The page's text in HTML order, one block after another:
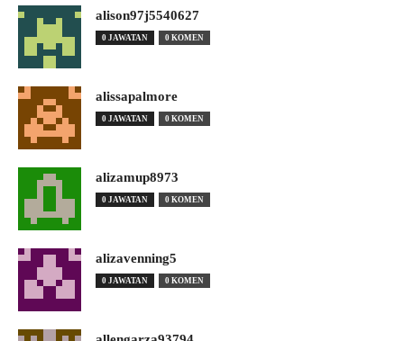
alison97j5540627
0 JAWATAN 0 KOMEN
alissapalmore
0 JAWATAN 0 KOMEN
alizamup8973
0 JAWATAN 0 KOMEN
alizavenning5
0 JAWATAN 0 KOMEN